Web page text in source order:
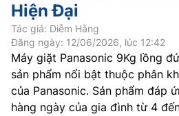
Hiện Đại
Tác giả: Diễm Hằng
Đăng ngày: 12/06/2026, lúc 12:42
Máy giặt Panasonic 9Kg lồng
sản phẩm nổi bật thuộc phân
của Panasonic. Sản phẩm đáp
hàng ngày của gia đình từ 4